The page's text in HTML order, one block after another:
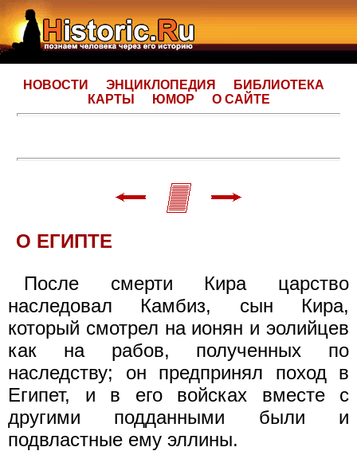
НОВОСТИ ЭНЦИКЛОПЕДИЯ
БИБЛИОТЕКА
КАРТЫ
ЮМОР О САЙТЕ
О ЕГИПТЕ
После смерти Кира царство
наследовал Камбиз, сын Кира,
который смотрел на ионян и эолийцев
как на рабов, полученных по
наследству; он предпринял поход в
Египет, и в его войсках вместе с
другими подданными были и
подвластные ему эллины.